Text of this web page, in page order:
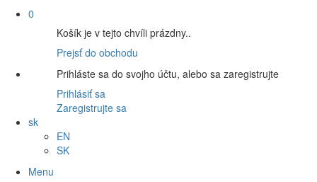
0
Košík je v tejto chvíli prázdny..
Prejsť do obchodu
Prihláste sa do svojho účtu, alebo sa zaregistrujte
Prihlásiť sa
Zaregistrujte sa
sk
EN
SK
Menu